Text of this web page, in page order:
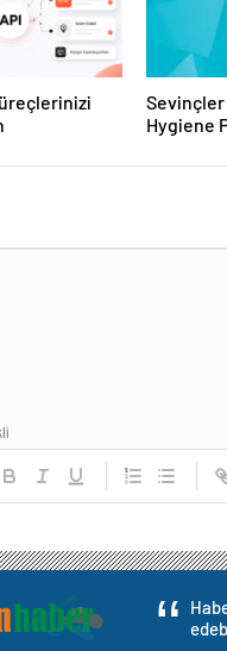
Sevinçler
Hygiene